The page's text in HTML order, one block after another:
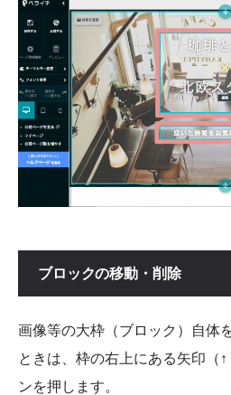
ブロックの移動・削除
画像等の大枠（ブロック）自体
ときは、枠の右上にある矢印（
ンを押します。